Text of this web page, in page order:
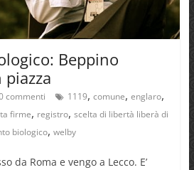
Beppino
piazza
commenti 1119, comune, englaro,
firme, registro, scelta di libertà liberà di
biologico, welby
da Roma e vengo a Lecco. E’